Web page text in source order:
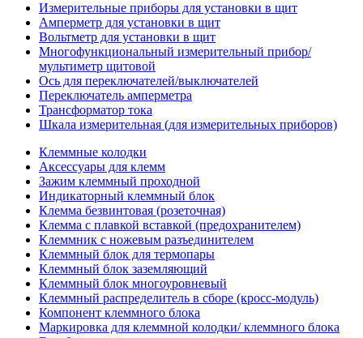
Измерительные приборы для установки в щит
Амперметр для установки в щит
Вольтметр для установки в щит
Многофункциональный измерительный прибор/
мультиметр щитовой
Ось для переключателей/выключателей
Переключатель амперметра
Трансформатор тока
Шкала измерительная (для измерительных приборов)
Клеммные колодки
Аксессуары для клемм
Зажим клеммный проходной
Индикаторный клеммный блок
Клемма безвинтовая (розеточная)
Клемма с плавкой вставкой (предохранителем)
Клеммник с ножевым разъединителем
Клеммный блок для термопары
Клеммный блок заземляющий
Клеммный блок многоуровневый
Клеммный распределитель в сборе (кросс-модуль)
Компонент клеммного блока
Маркировка для клеммной колодки/ клеммного блока